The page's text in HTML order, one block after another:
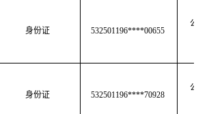
身份证 532501196****00655
公共
身份证 532501196****70928
公共